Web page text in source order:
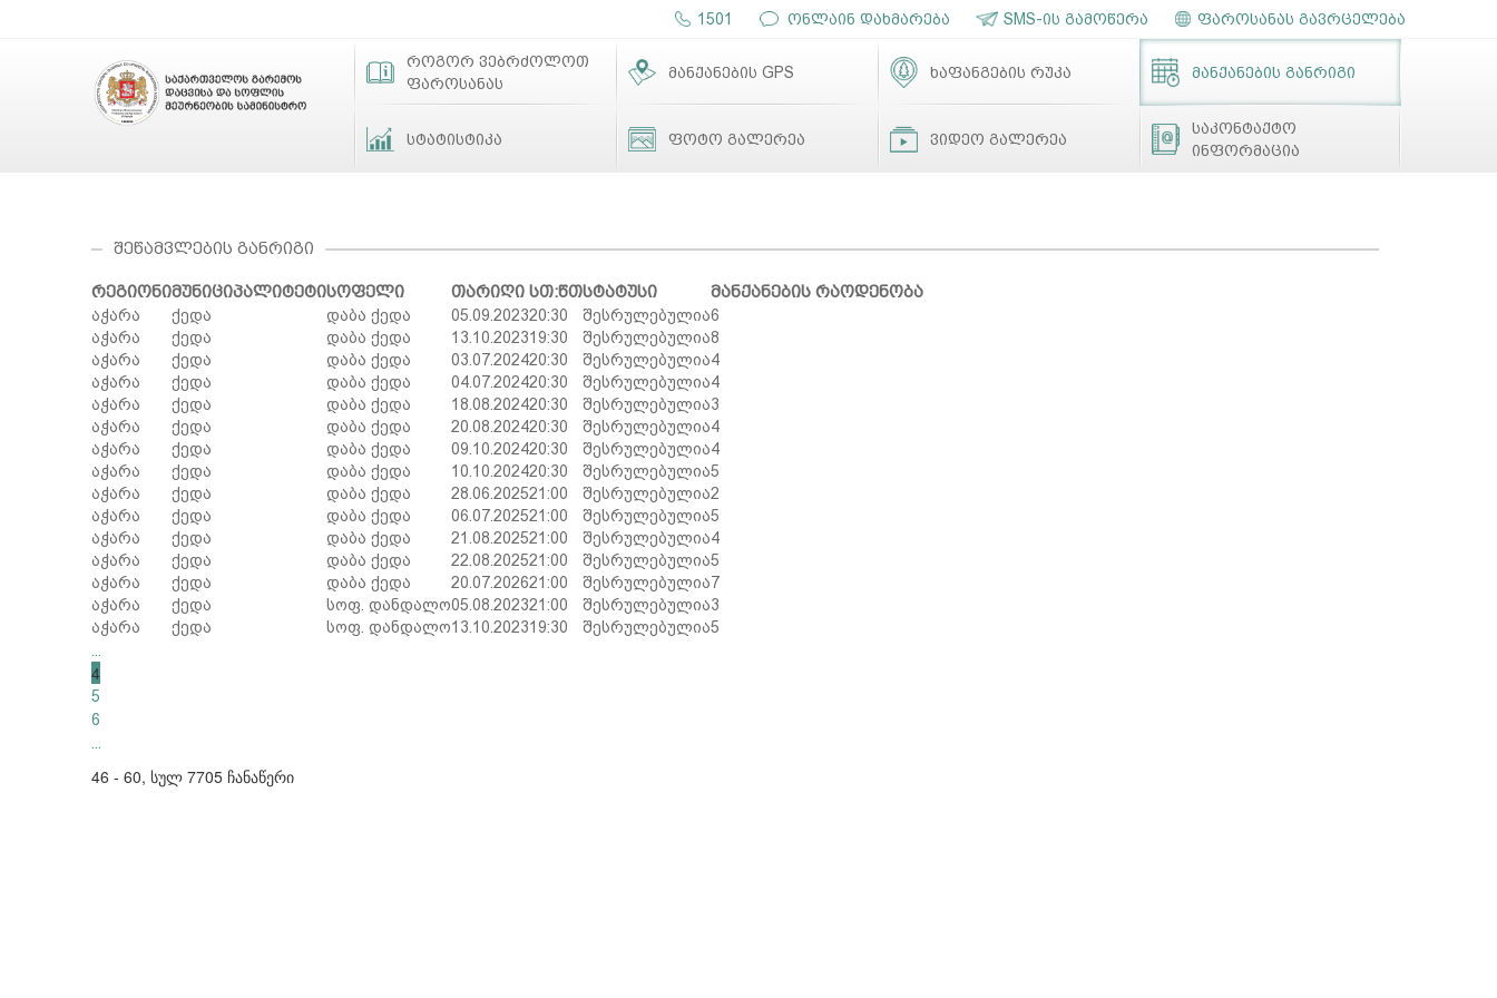
ფაროსანას გავრცელება
SMS-ის გამოწერა
ონლაინ დახმარება
1501
როგორ ვებრძოლოთ
ფაროსანას
მანქანების GPS ხაფანგების რუკა მანქანების განრიგი
სტატისტიკა ფოტო გალერეა ვიდეო გალერეა
საკონტაქტო
ინფორმაცია
ᲨᲔᲬᲐᲛᲕᲚᲔᲑᲘᲡ ᲒᲐᲜᲠᲘᲒᲘ
რეგიონიმუნიციპალიტეტისოფელი თარიღი სთ:წთსტატუსი მანქანების რაოდენობა
აჭარა ქედა დაბა ქედა 05.09.202320:30 შესრულებულია6
აჭარა
ქედა დაბა ქედა 13.10.202319:30 შესრულებულია8
აჭარა
ქედა დაბა ქედა 03.07.202420:30 შესრულებულია4
აჭარა
ქედა დაბა ქედა 04.07.202420:30 შესრულებულია4
აჭარა
ქედა დაბა ქედა 18.08.202420:30 შესრულებულია3
აჭარა
ქედა დაბა ქედა 20.08.202420:30 შესრულებულია4
აჭარა
ქედა დაბა ქედა 09.10.202420:30 შესრულებულია4
აჭარა
ქედა დაბა ქედა 10.10.202420:30 შესრულებულია5
აჭარა
ქედა დაბა ქედა 28.06.202521:00 შესრულებულია2
აჭარა
ქედა დაბა ქედა 06.07.202521:00 შესრულებულია5
აჭარა
ქედა დაბა ქედა 21.08.202521:00 შესრულებულია4
აჭარა
ქედა დაბა ქედა 22.08.202521:00 შესრულებულია5
აჭარა
ქედა დაბა ქედა 20.07.202621:00 შესრულებულია7
აჭარა
ქედა სოფ. დანდალო05.08.202321:00 შესრულებულია3
აჭარა
ქედა სოფ. დანდალო13.10.202319:30 შესრულებულია5
4
5
6
46 - 60, სულ 7705 ჩანაწერი